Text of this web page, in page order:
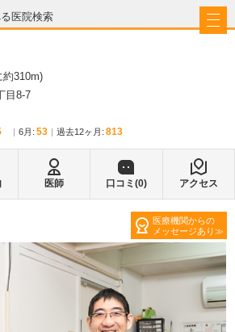
医院検索
約310m)
目8-7
6月 : 53 過去12ヶ月: 813
医師 口コミ(0) アクセス
医療機関からの
メッセージあり